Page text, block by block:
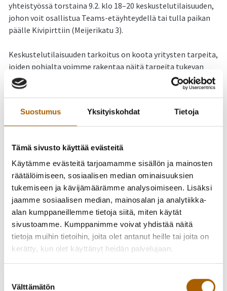
Suostumus Yksityiskohdat Tietoja
Tämä sivusto käyttää evästeitä
Käytämme evästeitä tarjoamamme sisällön ja mainosten
räätälöimiseen, sosiaalisen median ominaisuuksien
tukemiseen ja kävijämäärämme analysoimiseen. Lisäksi
jaamme sosiaalisen median, mainosalan ja analytiikka-
alan kumppaneillemme tietoja siitä, miten käytät
sivustoamme. Kumppanimme voivat yhdistää näitä
tietoja muihin tietoihin, joita olet antanut heille tai joita on
kerätty, kun olet käyttänyt heidän palvelujaan.
valinta
Välttämätön
yhteistyössä torstaina 9.2. klo 18–20 keskustelutilaisuuden,
johon voit osallistua Teams-etäyhteydellä tai tulla paikan
päälle Kivipirttiin (Meijerikatu 3).
Keskustelutilaisuuden tarkoitus on koota yritysten tarpeita,
joiden pohjalta voimme rakentaa näitä tarpeita tukevan
hankekokonaisuuden.
Paikka: Teams
liity online-tilaisuuteen tästä linkistä
Kivipirtti-kokoustilaTyrnävän Myllykirjastolla (Meijerikatu
eteenpäin.
Kehitettävänä on kaksi erilaista hankekokonaisuutta, joista
yritys voi osallistua toiseen tai molempiin:
Yritysryhmähanke, jossa kehitetään kunkin
yrityksen toimintaa yrityskohtaisista tarpeista
lähtien. Hankkeessa voidaan tehdä melkein mitä
tahansa yrityksen kehittämistoimenpiteitä, joihin
tarvitaan ulkopuolinen asiantuntija. Tarjolla on siis
(esim.kampaamo-
), joissa